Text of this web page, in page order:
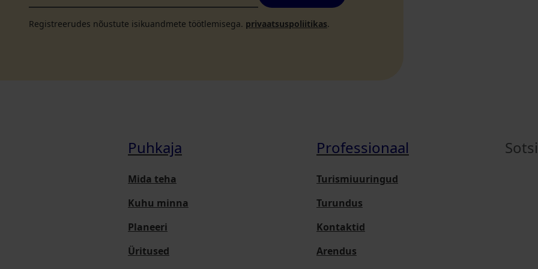
Registreerudes nõustute isikuandmete töötlemisega. privaatsuspoliitikas.
Puhkaja
Mida teha
Kuhu minna
Planeeri
Üritused
Professionaal
Turismiuuringud
Turundus
Kontaktid
Arendus